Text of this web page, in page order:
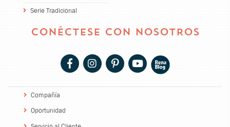
Serie Tradicional
CONÉCTESE CON NOSOTROS
Compañía
Oportunidad